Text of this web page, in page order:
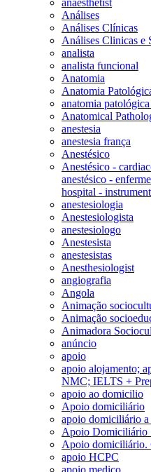
Análises
Análises Clínicas
Análises Clinicas e
analista
analista funcional
Anatomia
Anatomia
anatomia
Anatomical
anestesia
anestesia frança
Anestésico
Anestésico -
anestésico -
hospital -
anestesiologia
Anestesiologista
anestesiologo
Anestesista
anestesistas
Anesthesiologist
angiografia
Angola
Animação
Animação
Animadora
anúncio
apoio
apoio alojamento;
NMC; IELTS +
apoio ao domicilio
Apoio domiciliário
apoio domiciliário a
Apoio Domiciliário
Apoio domiciliário.
apoio HCPC
apoio medico